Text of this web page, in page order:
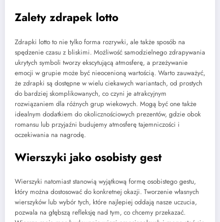
Zalety zdrapek lotto
Zdrapki lotto to nie tylko forma rozrywki, ale także sposób na
spędzenie czasu z bliskimi. Możliwość samodzielnego zdrapywania
ukrytych symboli tworzy ekscytującą atmosferę, a przeżywanie
emocji w grupie może być nieocenioną wartością. Warto zauważyć,
że zdrapki są dostępne w wielu ciekawych wariantach, od prostych
do bardziej skomplikowanych, co czyni je atrakcyjnym
rozwiązaniem dla różnych grup wiekowych. Mogą być one także
idealnym dodatkiem do okolicznościowych prezentów, gdzie obok
romansu lub przyjaźni budujemy atmosferę tajemniczości i
oczekiwania na nagrodę.
Wierszyki jako osobisty gest
Wierszyki natomiast stanowią wyjątkową formę osobistego gestu,
który można dostosować do konkretnej okazji. Tworzenie własnych
wierszyków lub wybór tych, które najlepiej oddają nasze uczucia,
pozwala na głębszą refleksję nad tym, co chcemy przekazać.